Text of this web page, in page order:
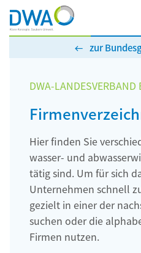
zur
DWA-LANDESVERBAND
Hier finden Sie
wasser- und
tätig sind. Um für sich
Unternehmen schnell
gezielt in einer der
suchen oder die
Firmen nutzen.